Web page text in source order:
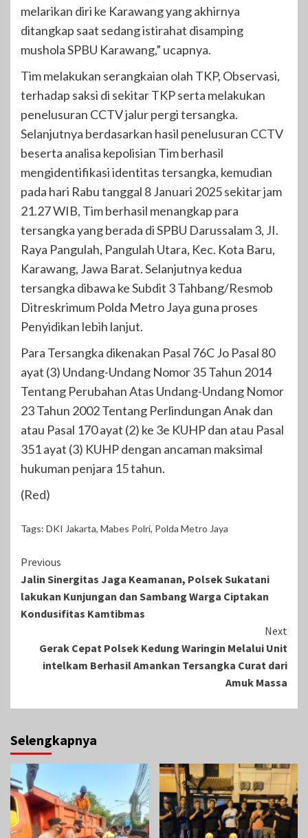
melarikan diri ke Karawang yang akhirnya
ditangkap saat sedang istirahat disamping
mushola SPBU Karawang,” ucapnya.
Tim melakukan serangkaian olah TKP, Observasi,
terhadap saksi di sekitar TKP serta melakukan
penelusuran CCTV jalur pergi tersangka.
Selanjutnya berdasarkan hasil penelusuran CCTV
beserta analisa kepolisian Tim berhasil
mengidentifikasi identitas tersangka, kemudian
pada hari Rabu tanggal 8 Januari 2025 sekitar jam
21.27 WIB, Tim berhasil menangkap para
tersangka yang berada di SPBU Darussalam 3, JI.
Raya Pangulah, Pangulah Utara, Kec. Kota Baru,
Karawang, Jawa Barat. Selanjutnya kedua
tersangka dibawa ke Subdit 3 Tahbang/Resmob
Ditreskrimum Polda Metro Jaya guna proses
Penyidikan lebih lanjut.
Para Tersangka dikenakan Pasal 76C Jo Pasal 80
ayat (3) Undang-Undang Nomor 35 Tahun 2014
Tentang Perubahan Atas Undang-Undang Nomor
23 Tahun 2002 Tentang Perlindungan Anak dan
atau Pasal 170 ayat (2) ke 3e KUHP dan atau Pasal
351 ayat (3) KUHP dengan ancaman maksimal
hukuman penjara 15 tahun.
(Red)
Tags: DKI Jakarta, Mabes Polri, Polda Metro Jaya
Continue
Reading
Previous
Jalin Sinergitas Jaga Keamanan, Polsek Sukatani
lakukan Kunjungan dan Sambang Warga Ciptakan
Kondusifitas Kamtibmas
Next
Gerak Cepat Polsek Kedung Waringin Melalui Unit
intelkam Berhasil Amankan Tersangka Curat dari
Amuk Massa
Selengkapnya